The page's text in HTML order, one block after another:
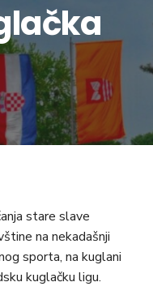
stare slave
na nekadašnji
sporta, na kuglani
kuglačku ligu.